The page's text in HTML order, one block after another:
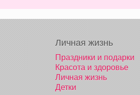
Личная жизнь
Праздники и подарки
Красота и здоровье
Личная жизнь
Детки